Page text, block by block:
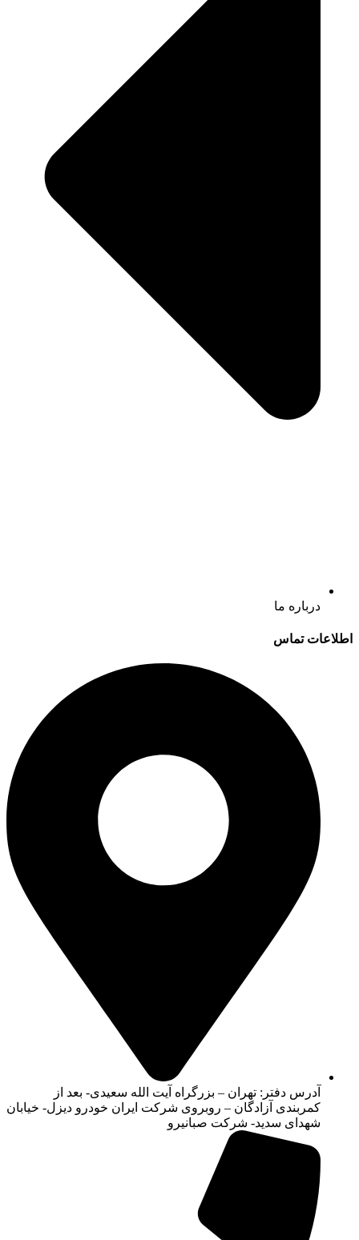
درباره ما
اطلاعات تماس
آدرس دفتر: تهران – بزرگراه آیت الله سعیدی- بعد از
کمربندی آزادگان – روبروی شرکت ایران خودرو دیزل- خیابان
شهدای سدید- شرکت صبانیرو